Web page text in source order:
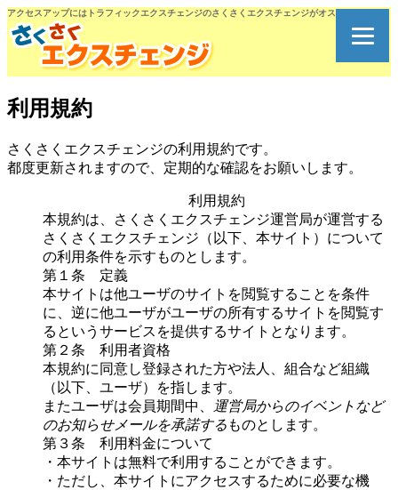
アクセスアップにはトラフィックエクスチェンジのさくさくエクスチェンジがオススメです。
利用規約
さくさくエクスチェンジの利用規約です。
都度更新されますので、定期的な確認をお願いします。
利用規約
本規約は、さくさくエクスチェンジ運営局が運営する
さくさくエクスチェンジ（以下、本サイト）について
の利用条件を示すものとします。
第１条 定義
本サイトは他ユーザのサイトを閲覧することを条件
に、逆に他ユーザがユーザの所有するサイトを閲覧す
るというサービスを提供するサイトとなります。
第２条 利用者資格
本規約に同意し登録された方や法人、組合など組織
（以下、ユーザ）を指します。
またユーザは会員期間中、
運営局からのイベントなど
のお知らせメールを承諾する ものとします。
第３条 利用料金について
・本サイトは無料で利用することができます。
・ただし、本サイトにアクセスするために必要な機